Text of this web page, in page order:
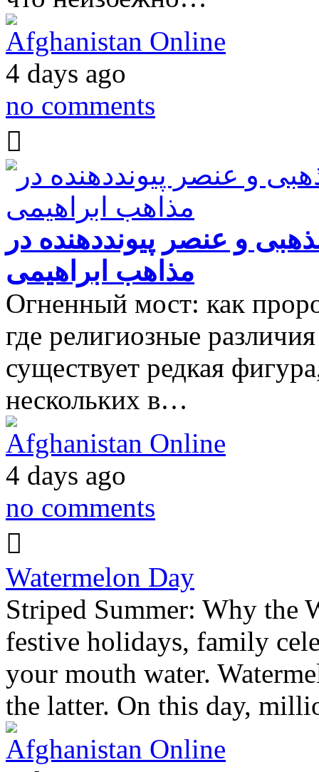
Afghanistan Online
4 days ago
no comments
و عنصر پیونددهنده در
مذاهب ابراهیمی
Огненный мост: как
где религиозные
существует редкая
нескольких в…
Afghanistan Online
4 days ago
no comments
Watermelon Day
Striped Summer: Why the
festive holidays, family
your mouth water.
the latter. On this day,
Afghanistan Online